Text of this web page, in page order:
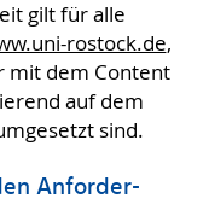
gilt für alle
rostock.de,
mit dem Content
auf dem
sind.
An­for­der­